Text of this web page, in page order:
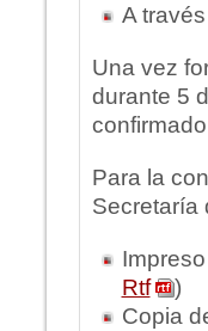
A
Una vez
durante 5
Para la
Secretaría
Rtf
)
Copia